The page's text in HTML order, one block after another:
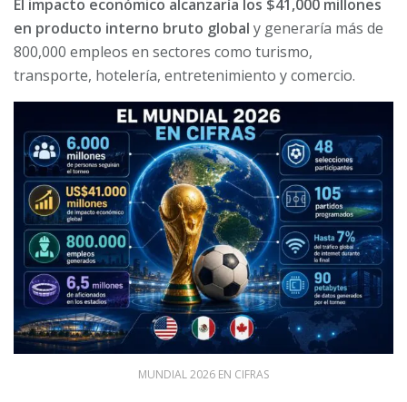
El impacto económico alcanzaría los $41,000 millones
en producto interno bruto global y generaría más de
800,000 empleos en sectores como turismo,
transporte, hotelería, entretenimiento y comercio.
MUNDIAL 2026 EN CIFRAS